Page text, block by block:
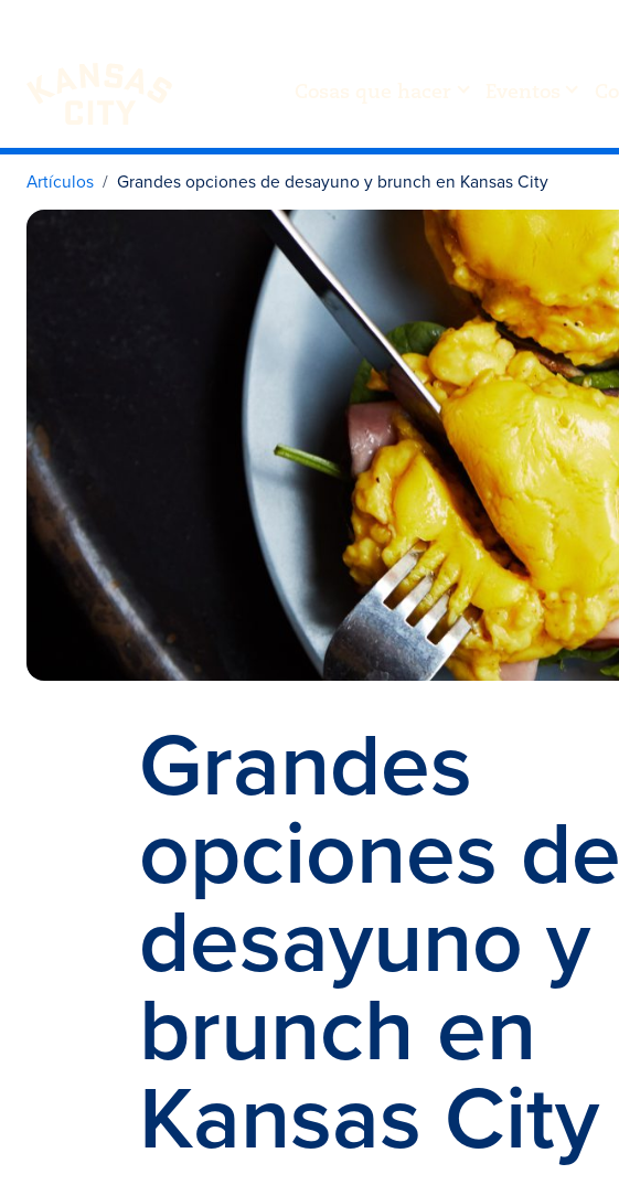
Visita KC
Ir al contenido
Artículos Grandes opciones de desayuno y brunch en Kansas City
Grandes
opciones de
desayuno y
brunch en
Kansas City